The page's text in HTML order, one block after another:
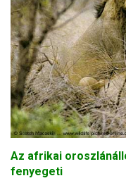
Az afrikai
fenyegeti